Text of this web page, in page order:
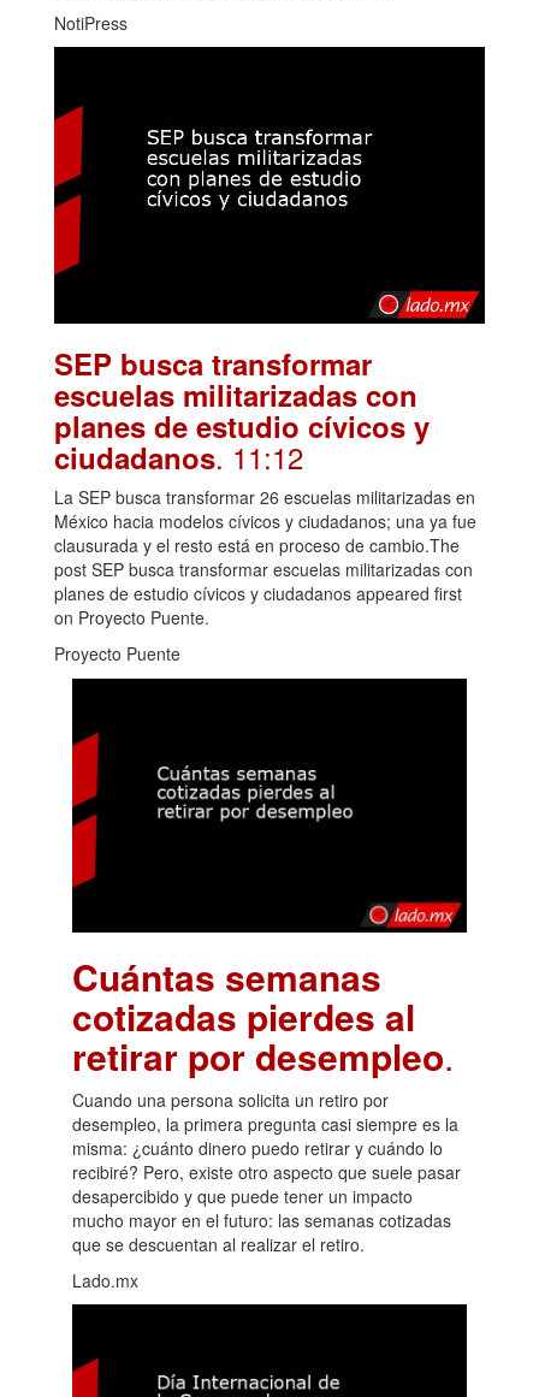
NotiPress
SEP busca transformar
escuelas militarizadas con
planes de estudio cívicos y
ciudadanos. 11:12
La SEP busca transformar 26 escuelas militarizadas en
México hacia modelos cívicos y ciudadanos; una ya fue
clausurada y el resto está en proceso de cambio.The
post SEP busca transformar escuelas militarizadas con
planes de estudio cívicos y ciudadanos appeared first
on Proyecto Puente.
Proyecto Puente
Cuántas semanas
cotizadas pierdes al
retirar por desempleo.
Cuando una persona solicita un retiro por
desempleo, la primera pregunta casi siempre es la
misma: ¿cuánto dinero puedo retirar y cuándo lo
recibiré? Pero, existe otro aspecto que suele pasar
desapercibido y que puede tener un impacto
mucho mayor en el futuro: las semanas cotizadas
que se descuentan al realizar el retiro.
Lado.mx